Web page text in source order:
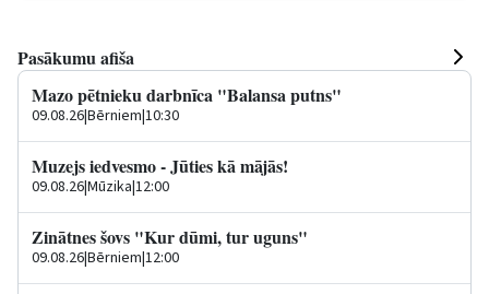
Pasākumu afiša
Mazo pētnieku darbnīca "Balansa putns"
09.08.26|Bērniem|10:30
Muzejs iedvesmo - Jūties kā mājās!
09.08.26|Mūzika|12:00
Zinātnes šovs "Kur dūmi, tur uguns"
09.08.26|Bērniem|12:00